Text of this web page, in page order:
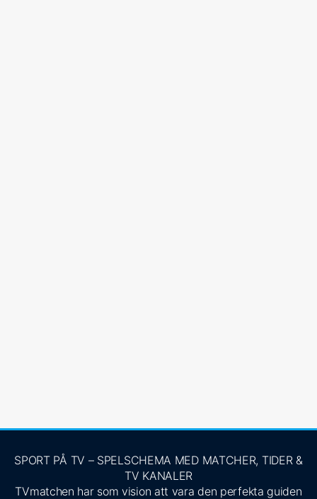
SPORT PÅ TV – SPELSCHEMA MED MATCHER, TIDER &
TV KANALER
TVmatchen har som vision att vara den perfekta guiden